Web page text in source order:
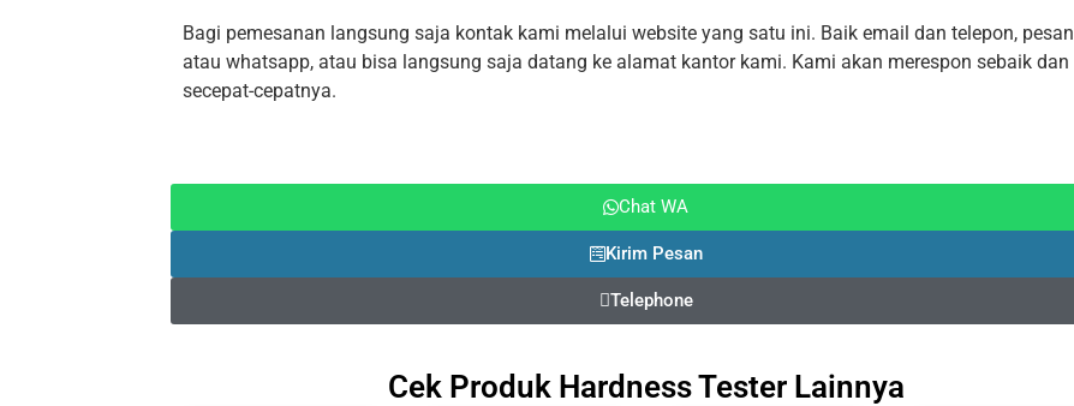
Bagi pemesanan langsung saja kontak kami melalui website yang satu ini. Baik email dan telepon, pesan
atau whatsapp, atau bisa langsung saja datang ke alamat kantor kami. Kami akan merespon sebaik dan
secepat-cepatnya.
Chat WA
Kirim Pesan
Telephone
Cek Produk Hardness TesterLainnya